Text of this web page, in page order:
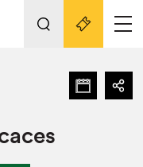
Nos activités